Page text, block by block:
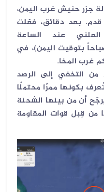
جزر حنيش غرب اليمن،
بارتفاع شاهق بلغ 46,000 قدم. بعد دقائق، فعّلت
العلني عند الساعة
صباحاً بتوقيت اليمن)، في
.
من التخفي إلى الرصد
بكونها ممرًا محتملًا
أن من بينها الشحنة
من قِبل قوات المقاومة